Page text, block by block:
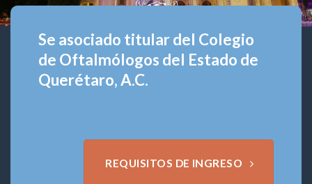
Se asociado titular del Colegio
de Oftalmólogos del Estado de
Querétaro, A.C.
REQUISITOS DE INGRESO